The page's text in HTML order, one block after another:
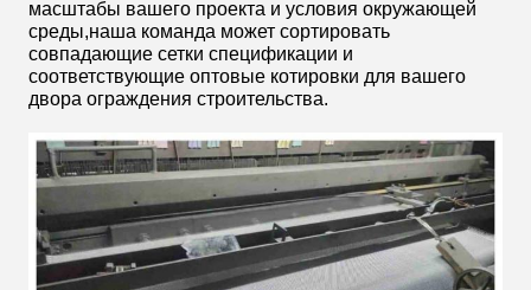
масштабы вашего проекта и условия окружающей
среды,наша команда может сортировать
совпадающие сетки спецификации и
соответствующие оптовые котировки для вашего
двора ограждения строительства.